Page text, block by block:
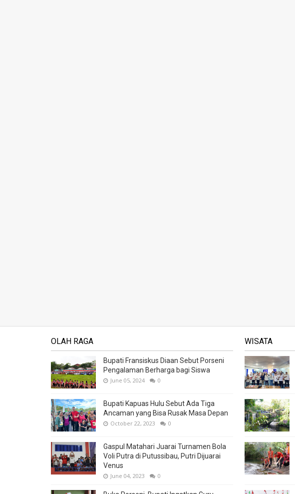
OLAH RAGA
Bupati Fransiskus Diaan Sebut Porseni
Pengalaman Berharga bagi Siswa
June 05, 2024 0
Bupati Kapuas Hulu Sebut Ada Tiga
Ancaman yang Bisa Rusak Masa Depan
October 22, 2023 0
Gaspul Matahari Juarai Turnamen Bola
Voli Putra di Putussibau, Putri Dijuarai
Venus
June 04, 2023 0
WISATA